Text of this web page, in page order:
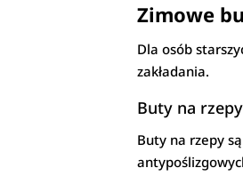
Zimowe
Dla osób
zakładania.
Buty na rzepy
Buty na rzepy